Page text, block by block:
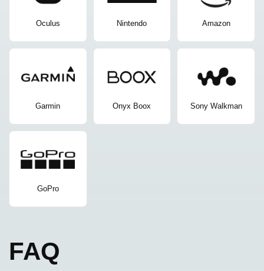
Oculus Nintendo Amazon
Garmin Onyx Boox Sony Walkman
GoPro
FAQ